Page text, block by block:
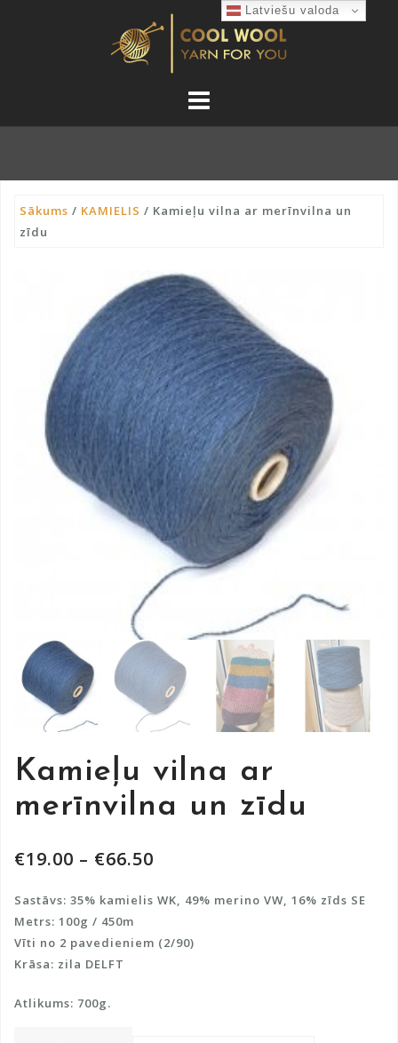
Sākums / KAMIELIS / Kamieļu vilna ar merīnvilna un
zīdu
Kamieļu vilna ar
merīnvilna un zīdu
€19.00 – €66.50
Sastāvs: 35% kamielis WK, 49% merino VW, 16% zīds SE
Metrs: 100g / 450m
Vīti no 2 pavedieniem (2/90)
Krāsa: zila DELFT
Atlikums: 700g.
Latviešu valoda